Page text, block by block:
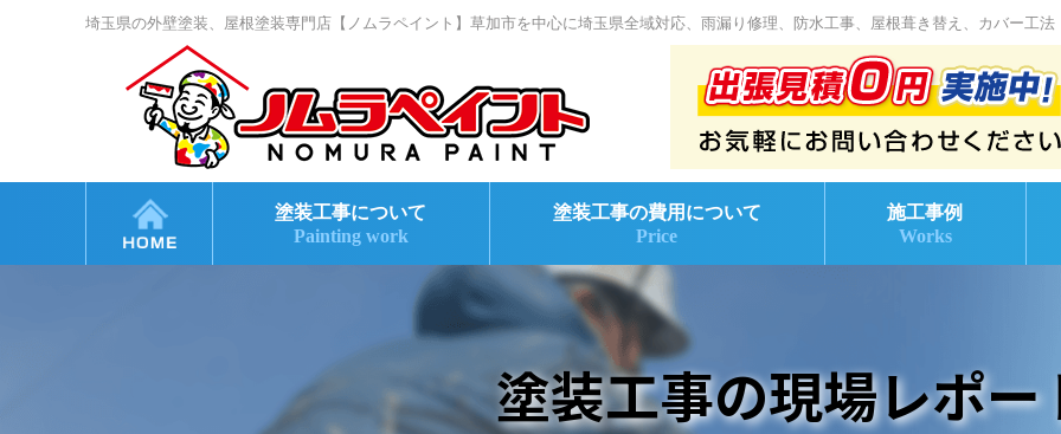
埼玉県の外壁塗装、屋根塗装専門店【ノムラペイント】草加市を中心に埼玉県全域対応、雨漏り修理、防水工事、屋根葺き替え、カバー工法
塗装工事について
Painting work
塗装工事の費用について
Price
施工事例
Works
塗装工事の現場レポー